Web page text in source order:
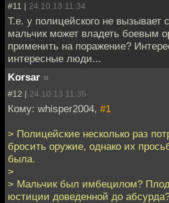
#11 | 24.10.13 11:34
Т.е. у полицейского не вызывает
мальчик может владеть боевым
применить на поражение?
интересные люди...
Korsar »
#12 | 24.10.13 11:35
Кому: whisper2004, #1
> Полицейские несколько раз
бросить оружие, однако их
была.
>
> Мальчик был имбецилом?
юстиции доведенной до